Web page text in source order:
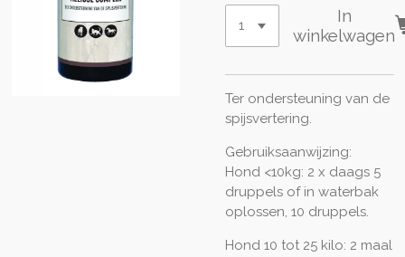
In
winkelwagen
Ter ondersteuning van de
spijsvertering.
Gebruiksaanwijzing:
Hond <10kg: 2 x daags 5
druppels of in waterbak
oplossen, 10 druppels.
Hond 10 tot 25 kilo: 2 maal